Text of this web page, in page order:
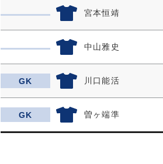
宮本恒靖
中山雅史
GK 川口能活
GK 曽ヶ端準